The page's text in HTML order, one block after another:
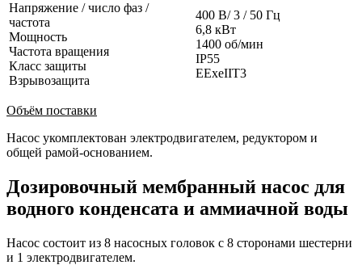
Напряжение / число фаз /
частота
Мощность
Частота вращения
Класс защиты
Взрывозащита
400 В/ 3 / 50 Гц
6,8 кВт
1400 об/мин
IP55
EExeIIT3
Объём поставки
Насос укомплектован электродвигателем, редуктором и
общей рамой-основанием.
Дозировочный мембранный насос для
водного конденсата и аммиачной воды
Насос состоит из 8 насосных головок с 8 сторонами шестерни
и 1 электродвигателем.